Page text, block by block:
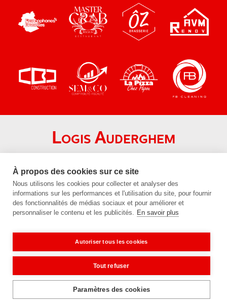
Logis Auderghem
1160 Auderghem
+32 (0)2 672 24 21
info@logis-auderghem.be
BE96 1430 9818 3505
Vie privée
Disclaimer
Contactez-nous
À propos des cookies sur ce site
Nous utilisons les cookies pour collecter et analyser des
informations sur les performances et l'utilisation du site, pour fournir
des fonctionnalités de médias sociaux et pour améliorer et
personnaliser le contenu et les publicités. En savoir plus
Autoriser tous les cookies
Tout refuser
Paramètres des cookies